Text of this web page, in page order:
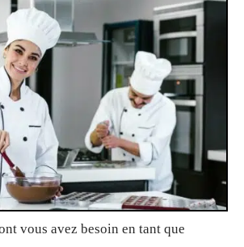
vous avez besoin en tant que